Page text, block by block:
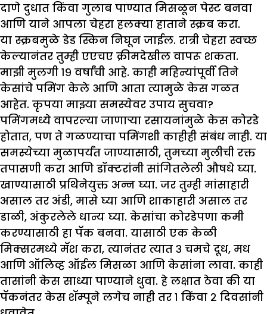
दाणे दुधात किंवा गुलाब पाण्यात मिसळून पेस्ट बनवा
आणि याने आपला चेहरा हलक्या हाताने स्क्रब करा.
या स्क्रबमुळे डेड स्किन निघून जाईल. रात्री चेहरा स्वच्छ
केल्यानंतर तुम्ही एएचए क्रीमदेखील वापरू शकता.
माझी मुलगी १९ वर्षांची आहे. काही महिन्यांपूर्वी तिने
केसांचे पमिंग केले आणि आता त्यामुळे केस गळत
आहेत. कृपया माझ् या समस्येवर उपाय सुचवा?
पमिंगमध्ये वापरल्या जाणाऱ्या रसायनांमुळे केस कोरडे
होतात, पण ते गळण्याचा पमिंगशी काहीही संबंध नाही. या
समस्येच्या मुळापर्यंत जाण्यासाठी, तुमच्या मुलीची रक्त
तपासणी करा आणि डॉक्टरांनी सांगितलेली औषधे घ्या.
खाण्यासाठी प्रथिनेयुक्त अन्न घ्या. जर तुम्ही मांसाहारी
असाल तर अंडी, मासे घ्या आणि शाकाहारी असाल तर
डाळी, अंकुरलेले धान्य घ्या. केसांचा कोरडेपणा कमी
करण्यासाठी हा पॅक बनवा. यासाठी एक केळी
मिक्सरमध्ये मॅश करा, त्यानंतर त्यात ३ चमचे दूध, मध
आणि ऑलिव्ह ऑईल मिसळा आणि केसांना लावा. काही
तासांनी केस साध्या पाण्याने धुवा. हे लक्षात ठेवा की या
पॅकनंतर केस शॅम्पूने लगेच नाही तर १ किंवा २ दिवसांनी